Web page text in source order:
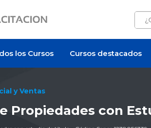
los Cursos Cursos destacados
y Ventas
Propiedades con